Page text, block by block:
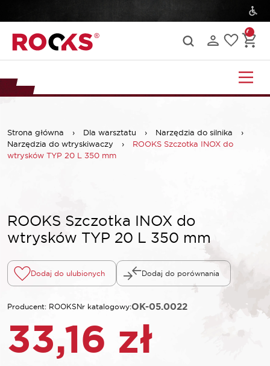
Strona główna › Dla warsztatu › Narzędzia do silnika
›
Narzędzia do wtryskiwaczy
›
ROOKS Szczotka INOX do
wtrysków TYP 20 L 350 mm
ROOKS Szczotka INOX do
wtrysków TYP 20 L 350 mm
Dodaj do ulubionych Dodaj do porównania
Producent: ROOKSNr katalogowy:OK-05.0022
33,16 zł